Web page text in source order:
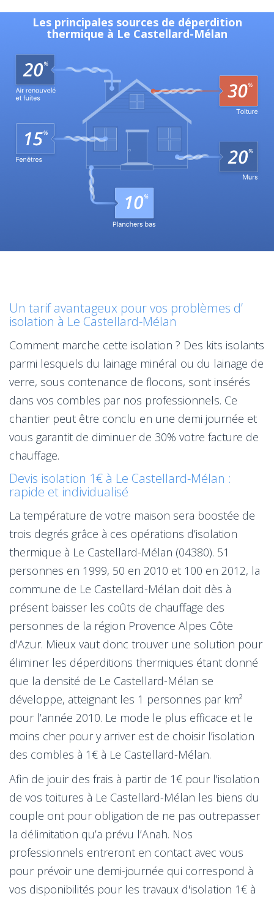
Les principales sources de déperdition
thermique à Le Castellard-Mélan
Un tarif avantageux pour vos problèmes d’
isolation à Le Castellard-Mélan
Comment marche cette isolation ? Des kits isolants
parmi lesquels du lainage minéral ou du lainage de
verre, sous contenance de flocons, sont insérés
dans vos combles par nos professionnels. Ce
chantier peut être conclu en une demi journée et
vous garantit de diminuer de 30% votre facture de
chauffage.
Devis isolation 1€ à Le Castellard-Mélan :
rapide et individualisé
La température de votre maison sera boostée de
trois degrés grâce à ces opérations d’isolation
thermique à Le Castellard-Mélan (04380). 51
personnes en 1999, 50 en 2010 et 100 en 2012, la
commune de Le Castellard-Mélan doit dès à
présent baisser les coûts de chauffage des
personnes de la région Provence Alpes Côte
d'Azur. Mieux vaut donc trouver une solution pour
éliminer les déperditions thermiques étant donné
que la densité de Le Castellard-Mélan se
développe, atteignant les 1 personnes par km²
pour l’année 2010. Le mode le plus efficace et le
moins cher pour y arriver est de choisir l’isolation
des combles à 1€ à Le Castellard-Mélan.
Afin de jouir des frais à partir de 1€ pour l'isolation
de vos toitures à Le Castellard-Mélan les biens du
couple ont pour obligation de ne pas outrepasser
la délimitation qu’a prévu l’Anah. Nos
professionnels entreront en contact avec vous
pour prévoir une demi-journée qui correspond à
vos disponibilités pour les travaux d'isolation 1€ à